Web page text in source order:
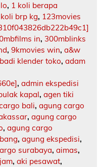
, 1 koli berapa
brp kg, 123movies
in, 300mblinks
, 9kmovies win, a&w
klender toko, adam
, admin ekspedisi
kapal, agen tiki
bali, agung cargo
, agung cargo
, agung cargo
, agung ekspedisi,
surabaya, aimas,
, aki pesawat,